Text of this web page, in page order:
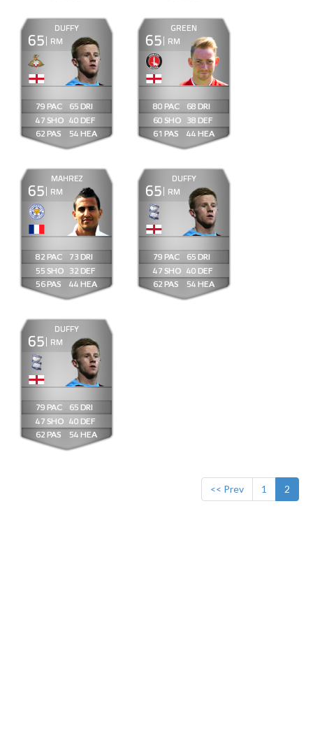
65 RM
DUFFY
79
47
62
65
40
54
65 RM
GREEN
80
60
61
68
38
44
65 RM
MAHREZ
82
55
56
73
32
44
65 RM
DUFFY
79
47
62
65
40
54
65 RM
DUFFY
79
47
62
65
40
54
<< Prev 1 2